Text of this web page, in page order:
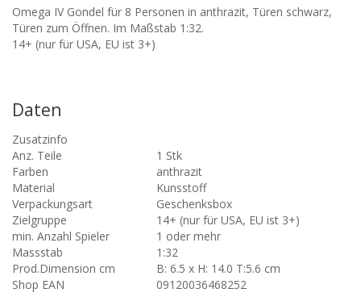
Omega IV Gondel für 8 Personen in anthrazit, Türen schwarz,
Türen zum Öffnen. Im Maßstab 1:32.
14+ (nur für USA, EU ist 3+)
Daten
Zusatzinfo
Anz. Teile
1 Stk
Farben
anthrazit
Material
Kunsstoff
Verpackungsart
Geschenksbox
Zielgruppe
14+ (nur für USA, EU ist 3+)
min. Anzahl Spieler
1 oder mehr
Massstab
1:32
Prod.Dimension cm
B: 6.5 x H: 14.0 T:5.6 cm
Shop EAN
09120036468252